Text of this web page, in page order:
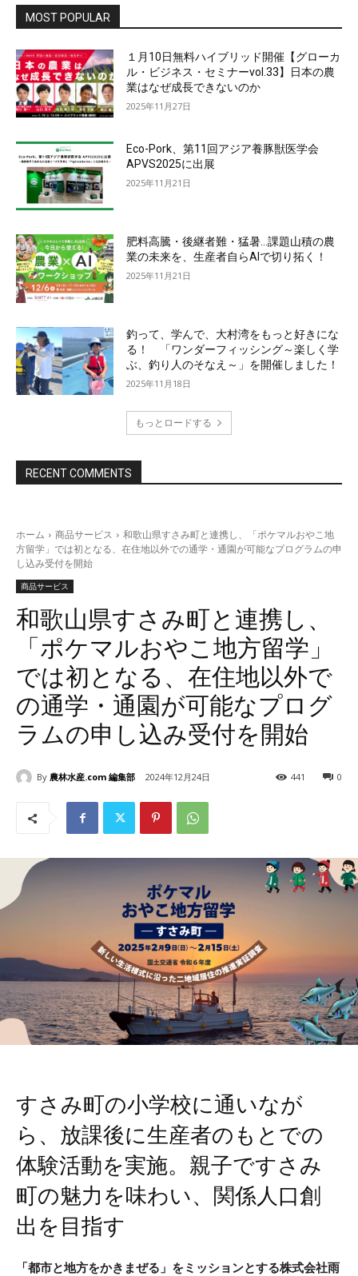
MOST POPULAR
１月10日無料ハイブリッド開催【グローカ
ル・ビジネス・セミナーvol.33】日本の農
業はなぜ成長できないのか
2025年11月27日
Eco-Pork、第11回アジア養豚獣医学会
APVS2025に出展
2025年11月21日
肥料高騰・後継者難・猛暑…課題山積の農
業の未来を、生産者自らAIで切り拓く！
2025年11月21日
釣って、学んで、大村湾をもっと好きにな
る！ 「ワンダーフィッシング～楽しく学
ぶ、釣り人のそなえ～」を開催しました！
2025年11月18日
もっとロードする
RECENT COMMENTS